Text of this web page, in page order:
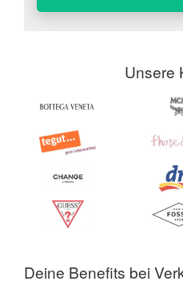
Unsere
Deine Benefits bei